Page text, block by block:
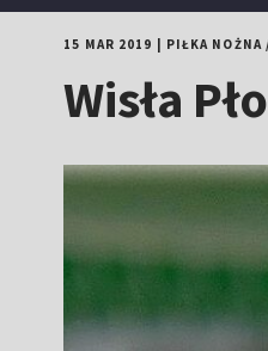
15 MAR 2019 PIŁKA NOŻNA
Wisła